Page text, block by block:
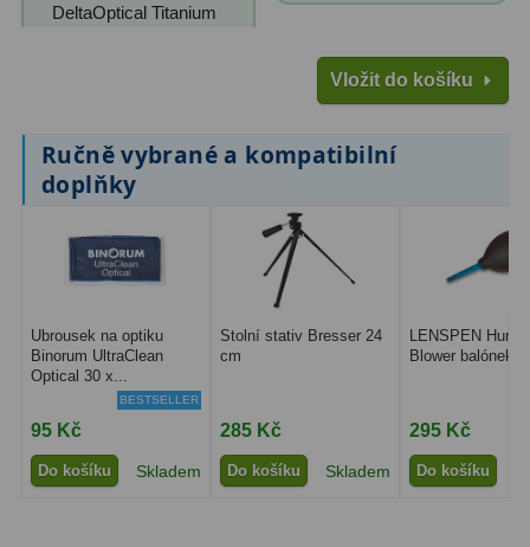
Filtry IR-Block 10
Filtrová kola a rámy16
Pointace7
ADC, Tilting14
34
Komponenty
DeltaOptical Titanium
Vložit do košíku
Ručně vybrané a kompatibilní
doplňky
Ubrousek na optiku
Binorum UltraClean
Optical 30 x...
BESTSELLER
95 Kč
Do košíku Skladem
Stolní stativ Bresser 24
cm
285 Kč
Do košíku Skladem
LENSPEN
Blower balónek
295 Kč
Do košíku